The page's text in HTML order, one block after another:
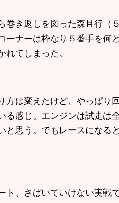
き返しを図った森且行（
ーナーは枠なり５番手を何
れてしまった。
方は変えたけど、やっぱ
る感じ。エンジンは試走は
と思う。でもレースになる
、さばいていけない実戦